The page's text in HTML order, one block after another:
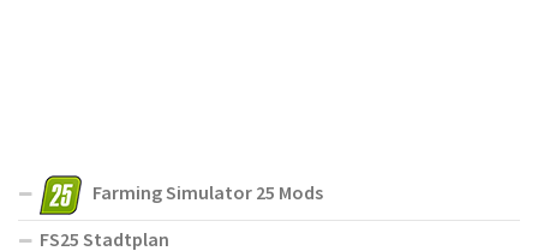
Farming Simulator 25 Mods
FS25 Stadtplan